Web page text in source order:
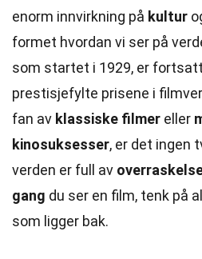
enorm innvirkning på kultur
formet hvordan vi ser på
som startet i 1929, er
prestisjefylte prisene i
fan av klassiske filmer eller
kinosuksesser, er det ingen
verden er full av
gang du ser en film, tenk på all
som ligger bak.